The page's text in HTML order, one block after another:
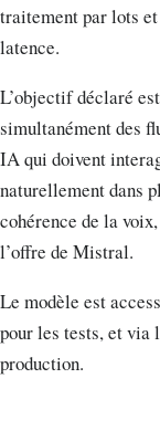
traitement par lots
latence.
L’objectif déclaré
simultanément des
IA qui doivent
naturellement dans
cohérence de la
l’offre de Mistral.
Le modèle est
pour les tests, et via
production.